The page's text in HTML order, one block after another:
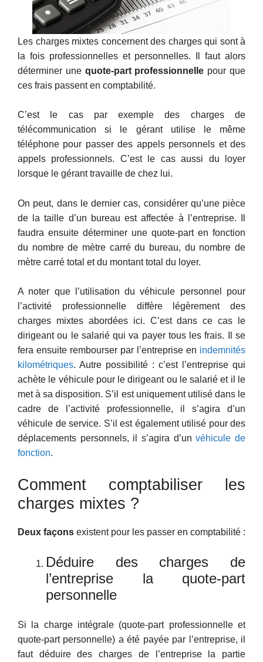
Les charges mixtes concernent des charges qui sont à
la fois professionnelles et personnelles. Il faut alors
déterminer une quote-part professionnelle pour que
ces frais passent en comptabilité.
C’est le cas par exemple des charges de
télécommunication si le gérant utilise le même
téléphone pour passer des appels personnels et des
appels professionnels. C’est le cas aussi du loyer
lorsque le gérant travaille de chez lui.
On peut, dans le dernier cas, considérer qu’une pièce
de la taille d’un bureau est affectée à l’entreprise. Il
faudra ensuite déterminer une quote-part en fonction
du nombre de mètre carré du bureau, du nombre de
mètre carré total et du montant total du loyer.
A noter que l’utilisation du véhicule personnel pour
l’activité professionnelle diffère légèrement des
charges mixtes abordées ici. C’est dans ce cas le
dirigeant ou le salarié qui va payer tous les frais. Il se
fera ensuite rembourser par l’entreprise en indemnités
kilométriques. Autre possibilité : c’est l’entreprise qui
achète le véhicule pour le dirigeant ou le salarié et il le
met à sa disposition. S’il est uniquement utilisé dans le
cadre de l’activité professionnelle, il s’agira d’un
véhicule de service. S’il est également utilisé pour des
déplacements personnels, il s’agira d’unvéhicule de
fonction.
Comment comptabiliser les
charges mixtes ?
Deux façons existent pour les passer en comptabilité :
Déduire des charges de
l’entreprise la quote-part
personnelle
Si la charge intégrale (quote-part professionnelle et
quote-part personnelle) a été payée par l’entreprise, il
faut déduire des charges de l’entreprise la partie